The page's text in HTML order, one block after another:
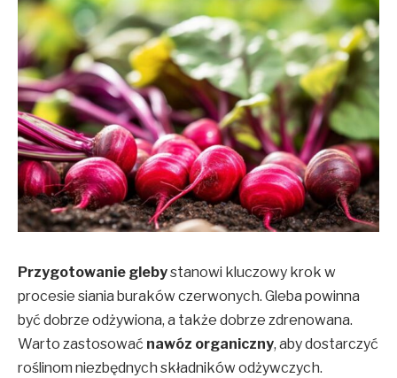
Przygotowanie glebystanowi kluczowy krok w
procesie siania buraków czerwonych. Gleba powinna
być dobrze odżywiona, a także dobrze zdrenowana.
Warto zastosować nawóz organiczny, aby dostarczyć
roślinom niezbędnych składników odżywczych.